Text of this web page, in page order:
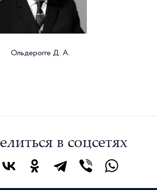
Ольдерогге Д. А.
в соцсетях